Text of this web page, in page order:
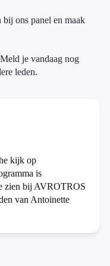
ons panel en maak
je vandaag nog
leden.
kijk op
is
zien bij AVROTROS
van Antoinette